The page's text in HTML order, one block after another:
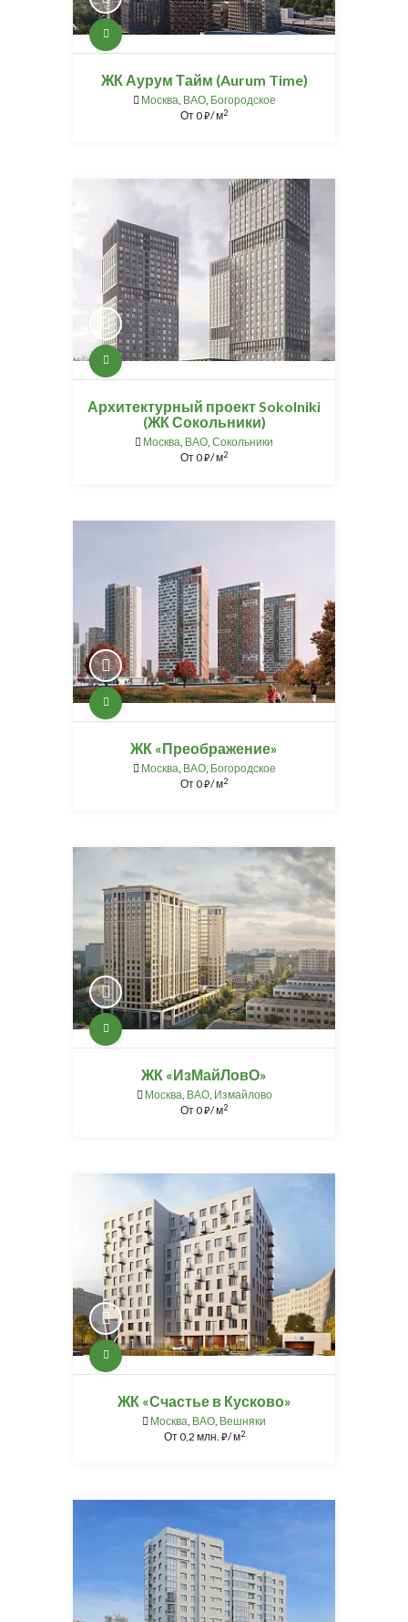
ЖК Аурум Тайм (Aurum Time)
Москва, ВАО, Богородское
От0⃏/ м2
Архитектурный проект Sokolniki
(ЖК Сокольники)
Москва, ВАО, Сокольники
От0⃏/ м2
ЖК «Преображение»
Москва, ВАО, Богородское
От0⃏/ м2
ЖК «ИзМайЛовО»
Москва, ВАО, Измайлово
От0⃏/ м2
ЖК «Счастье в Кусково»
Москва, ВАО, Вешняки
От0,2 млн. ⃏/ м2